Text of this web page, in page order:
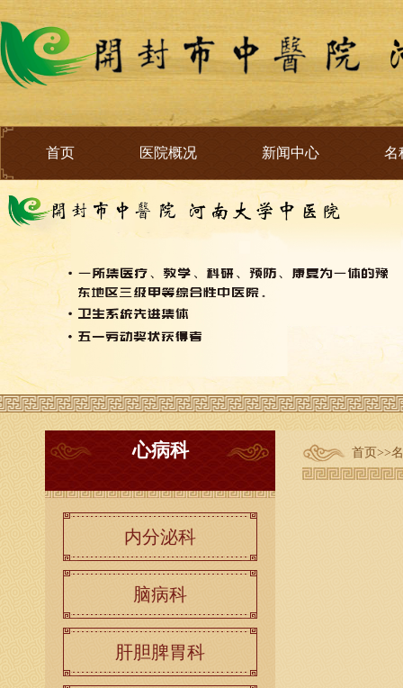
首页 医院概况 新闻中心 名
首页>>
心病科
内分泌科
脑病科
肝胆脾胃科